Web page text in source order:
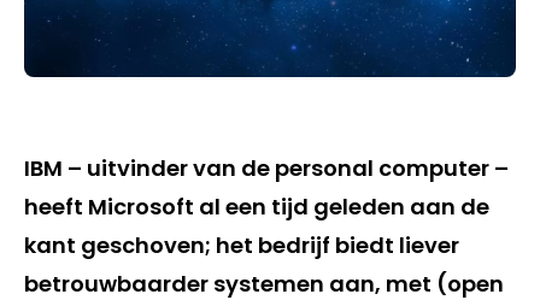
IBM – uitvinder van de personal computer –
heeft Microsoft al een tijd geleden aan de
kant geschoven; het bedrijf biedt liever
betrouwbaarder systemen aan, met (open